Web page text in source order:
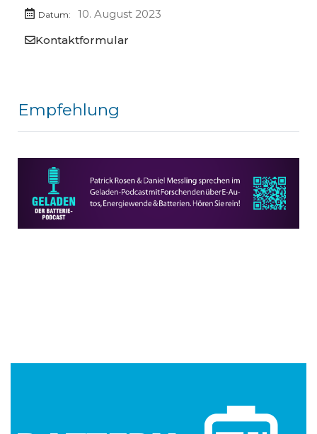
Datum:
10. August 2023
Kontaktformular
Empfehlung